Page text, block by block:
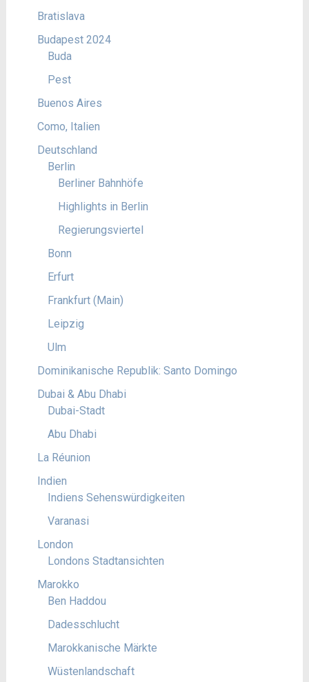
Bratislava
Budapest 2024
Buda
Pest
Buenos Aires
Como, Italien
Deutschland
Berlin
Berliner Bahnhöfe
Highlights in Berlin
Regierungsviertel
Bonn
Erfurt
Frankfurt (Main)
Leipzig
Ulm
Dominikanische Republik: Santo Domingo
Dubai & Abu Dhabi
Dubai-Stadt
Abu Dhabi
La Réunion
Indien
Indiens Sehenswürdigkeiten
Varanasi
London
Londons Stadtansichten
Marokko
Ben Haddou
Dadesschlucht
Marokkanische Märkte
Wüstenlandschaft